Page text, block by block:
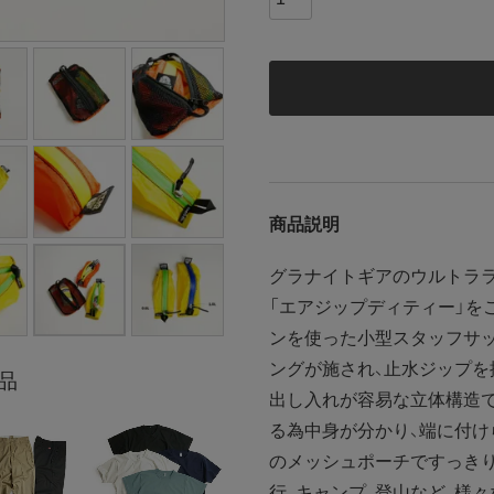
商品説明
グラナイトギアのウルトラ
「エアジップディティー」
ンを使った小型スタッフサ
ングが施され、止水ジップ
出し入れが容易な立体構造
る為中身が分かり、端に付
のメッシュポーチですっき